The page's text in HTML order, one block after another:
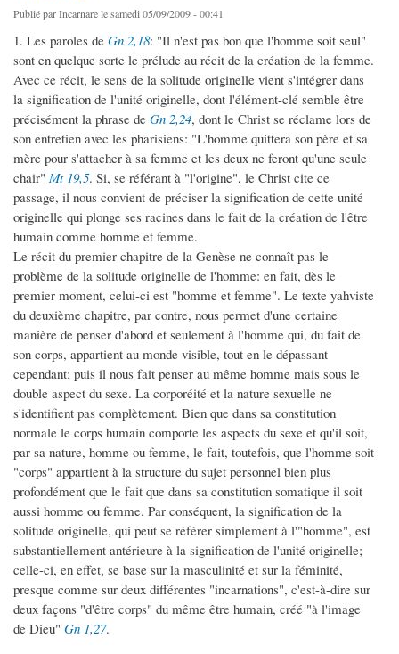
Publié parIncarnarele samedi 05/09/2009 - 00:41
1. Les paroles de Gn 2,18: "Il n'est pas bon que l'homme soit seul"
sont en quelque sorte le prélude au récit de la création de la femme.
Avec ce récit, le sens de la solitude originelle vient s'intégrer dans
la signification de l'unité originelle, dont l'élément-clé semble être
précisément la phrase de Gn 2,24, dont le Christ se réclame lors de
son entretien avec les pharisiens: "L'homme quittera son père et sa
mère pour s'attacher à sa femme et les deux ne feront qu'une seule
chair" Mt 19,5. Si, se référant à "l'origine", le Christ cite ce
passage, il nous convient de préciser la signification de cette unité
originelle qui plonge ses racines dans le fait de la création de l'être
humain comme homme et femme.
Le récit du premier chapitre de la Genèse ne connaît pas le
problème de la solitude originelle de l'homme: en fait, dès le
premier moment, celui-ci est "homme et femme". Le texte yahviste
du deuxième chapitre, par contre, nous permet d'une certaine
manière de penser d'abord et seulement à l'homme qui, du fait de
son corps, appartient au monde visible, tout en le dépassant
cependant; puis il nous fait penser au même homme mais sous le
double aspect du sexe. La corporéité et la nature sexuelle ne
s'identifient pas complètement. Bien que dans sa constitution
normale le corps humain comporte les aspects du sexe et qu'il soit,
par sa nature, homme ou femme, le fait, toutefois, que l'homme soit
"corps" appartient à la structure du sujet personnel bien plus
profondément que le fait que dans sa constitution somatique il soit
aussi homme ou femme. Par conséquent, la signification de la
solitude originelle, qui peut se référer simplement à l'"homme", est
substantiellement antérieure à la signification de l'unité originelle;
celle-ci, en effet, se base sur la masculinité et sur la féminité,
presque comme sur deux différentes "incarnations", c'est-à-dire sur
deux façons "d'être corps" du même être humain, créé "à l'image
de Dieu" Gn 1,27.